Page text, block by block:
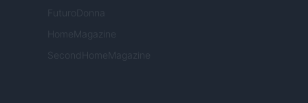
FuturoDonna
HomeMagazine
SecondHomeMagazine